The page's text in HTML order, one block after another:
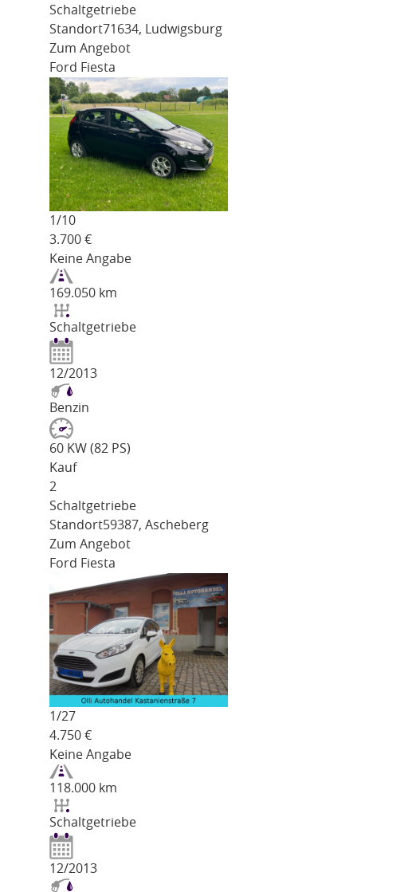
Schaltgetriebe
Standort71634, Ludwigsburg
Zum Angebot
Ford Fiesta
1/10
3.700 €
Keine Angabe
169.050 km
Schaltgetriebe
12/2013
Benzin
60 KW (82 PS)
Kauf
2
Schaltgetriebe
Standort59387, Ascheberg
Zum Angebot
Ford Fiesta
1/27
4.750 €
Keine Angabe
118.000 km
Schaltgetriebe
12/2013